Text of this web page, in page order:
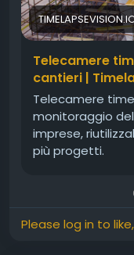
Telecamere
cantieri |
Telecamere
monitoraggio
imprese,
più progetti.
Please log in to